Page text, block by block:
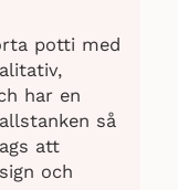
potti med
har en
så
att
och